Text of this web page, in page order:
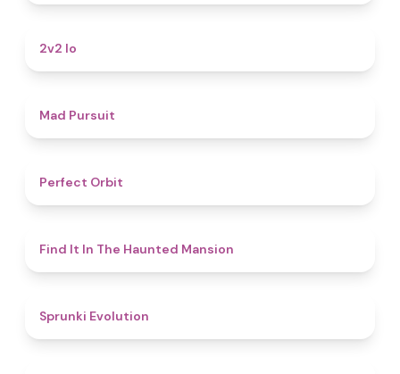
2v2 Io
Mad Pursuit
Perfect Orbit
Find It In The Haunted Mansion
Sprunki Evolution